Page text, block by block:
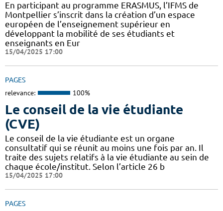
En participant au programme ERASMUS, l’IFMS de
Montpellier s’inscrit dans la création d’un espace
européen de l’enseignement supérieur en
développant la mobilité de ses étudiants et
enseignants en Eur
15/04/2025 17:00
PAGES
relevance: 100%
Le conseil de la vie étudiante
(CVE)
Le conseil de la vie étudiante est un organe
consultatif qui se réunit au moins une fois par an. Il
traite des sujets relatifs à la vie étudiante au sein de
chaque école/institut. Selon l’article 26 b
15/04/2025 17:00
PAGES